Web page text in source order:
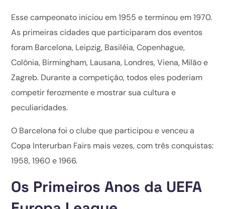
Esse campeonato iniciou em 1955 e terminou em 1970.
As primeiras cidades que participaram dos eventos
foram Barcelona, Leipzig, Basiléia, Copenhague,
Colônia, Birmingham, Lausana, Londres, Viena, Milão e
Zagreb. Durante a competição, todos eles poderiam
competir ferozmente e mostrar sua cultura e
peculiaridades.
O Barcelona foi o clube que participou e venceu a
Copa Interurban Fairs mais vezes, com três conquistas:
1958, 1960 e 1966.
Os Primeiros Anos da UEFA